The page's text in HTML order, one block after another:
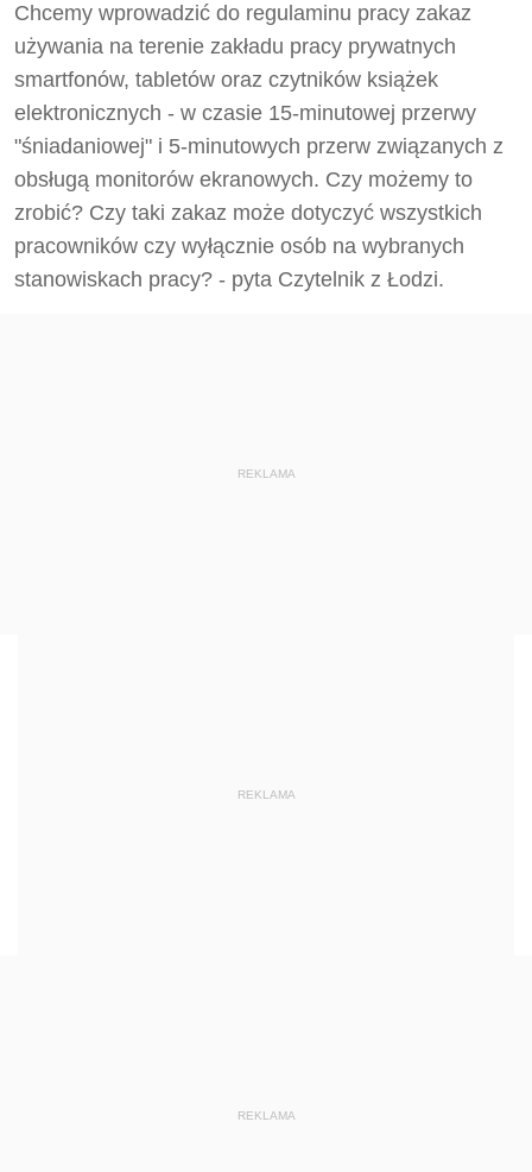
Chcemy wprowadzić do regulaminu pracy zakaz
używania na terenie zakładu pracy prywatnych
smartfonów, tabletów oraz czytników książek
elektronicznych - w czasie 15-minutowej przerwy
"śniadaniowej" i 5-minutowych przerw związanych z
obsługą monitorów ekranowych. Czy możemy to
zrobić? Czy taki zakaz może dotyczyć wszystkich
pracowników czy wyłącznie osób na wybranych
stanowiskach pracy? - pyta Czytelnik z Łodzi.
REKLAMA
REKLAMA
REKLAMA